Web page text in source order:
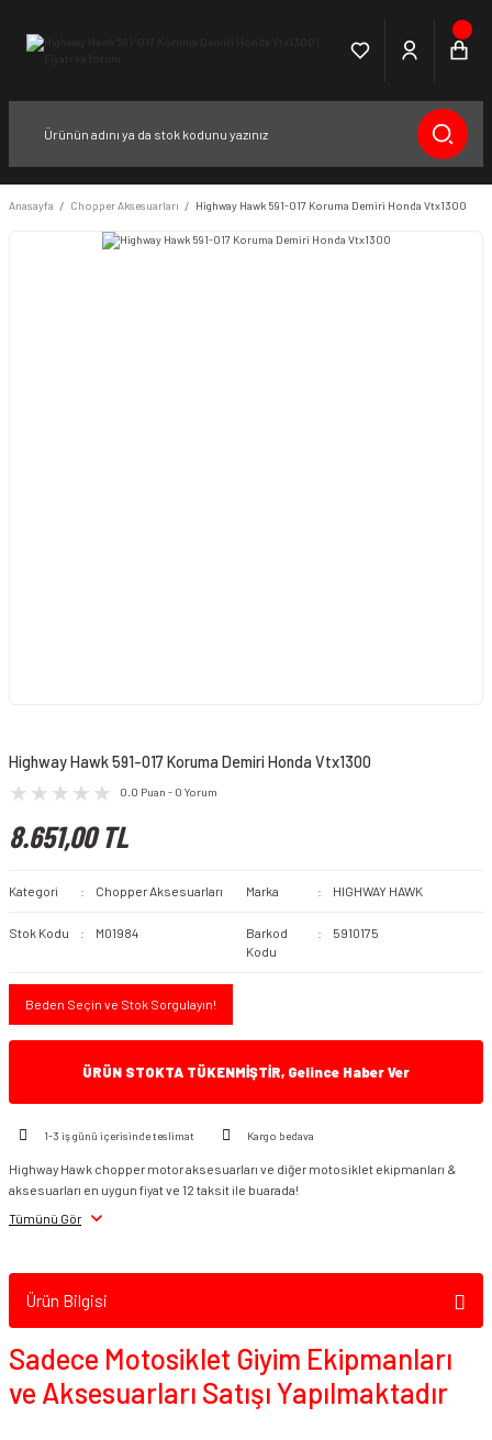
Anasayfa Chopper Aksesuarları Highway Hawk 591-017 Koruma Demiri Honda Vtx1300
Highway Hawk 591-017 Koruma Demiri Honda Vtx1300
0.0 Puan - 0 Yorum
8.651,00 TL
Kategori Chopper Aksesuarları Marka HIGHWAY HAWK
Stok Kodu M01984
Barkod
Kodu
5910175
Beden Seçin ve Stok Sorgulayın!
ÜRÜN STOKTA TÜKENMİŞTİR, Gelince Haber Ver
1-3 iş günü içerisinde teslimat Kargo bedava
Highway Hawk chopper motor aksesuarları ve diğer motosiklet ekipmanları &
aksesuarları en uygun fiyat ve 12 taksit ile buarada!
Tümünü Gör
Ürün Bilgisi
Sadece Motosiklet Giyim Ekipmanları
ve Aksesuarları Satışı Yapılmaktadır